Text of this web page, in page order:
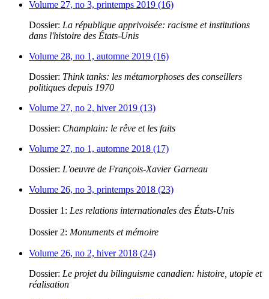
Volume 27, no 3, printemps 2019 (16)
Dossier: La république apprivoisée: racisme et institutions
dans l'histoire des États-Unis
Volume 28, no 1, automne 2019 (16)
Dossier: Think tanks: les métamorphoses des conseillers
politiques depuis 1970
Volume 27, no 2, hiver 2019 (13)
Dossier: Champlain: le rêve et les faits
Volume 27, no 1, automne 2018 (17)
Dossier: L'oeuvre de François-Xavier Garneau
Volume 26, no 3, printemps 2018 (23)
Dossier 1: Les relations internationales des États-Unis
Dossier 2: Monuments et mémoire
Volume 26, no 2, hiver 2018 (24)
Dossier: Le projet du bilinguisme canadien: histoire, utopie et
réalisation